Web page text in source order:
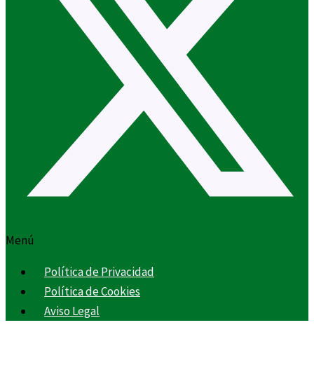
Menú
Política de Privacidad
Política de Cookies
Aviso Legal